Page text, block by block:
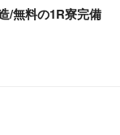
/無料の1R寮完備